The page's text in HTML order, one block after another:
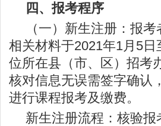
四、报考程序
（一）新生注册：报
相关材料于2021年1月5
位所在县（市、区）招考
核对信息无误需签字确认
进行课程报考及缴费。
新生注册流程：核验